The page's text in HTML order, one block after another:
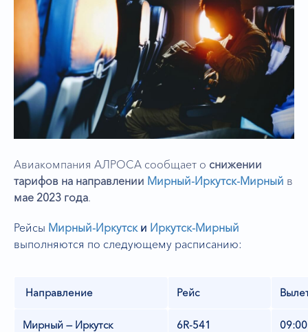
Авиакомпания АЛРОСА сообщает о снижении
тарифов на направлении Мирный-Иркутск-Мирный в
мае 2023 года.
Рейсы Мирный-Иркутск и Иркутск-Мирный
выполняются по следующему расписанию:
Направление Рейс
Мирный — Иркутск 6R-541 09:00